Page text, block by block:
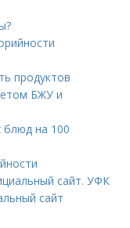
продуктов
БЖУ и
блюд на 100
сайт. УФК
сайт